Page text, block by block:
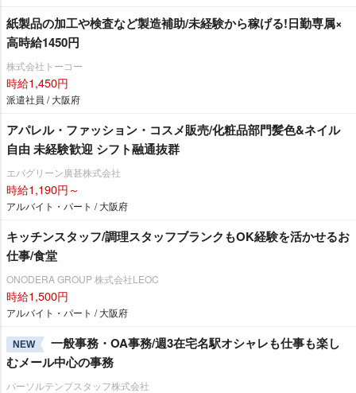
紙製品の加工や検査など製造補助/未経験から稼げる!日勤専属×
高時給1450円
株式会社トーコー
時給1,450円
派遣社員 / 大阪府
アパレル・ファッション・コスメ販売/化粧品部門髪色&ネイル
自由 未経験歓迎 シフト融通抜群
エバグリーン廣甚株式会社
時給1,190円～
アルバイト・パート / 大阪府
キッチンスタッフ/調理スタッフブランクもOK経験を活かせるお
仕事/食堂
ONODERA GROUP 株式会社LEOC
時給1,500円
アルバイト・パート / 大阪府
NEW
一般事務・OA事務/週3在宅名駅オシャレも仕事も楽し
むメール中心の事務
パーソルテンプスタッフ株式会社